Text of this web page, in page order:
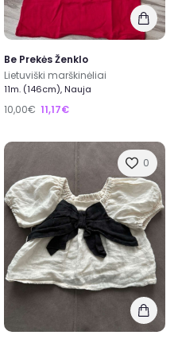
Be Prekės Ženklo
Lietuviški marškinėliai
11m. (146cm), Nauja
10,00€ 11,17€
0